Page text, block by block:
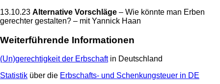
13.10.23 Alternative Vorschläge – Wie könnte man Erben
gerechter gestalten? – mit Yannick Haan
Weiterführende Informationen
(Un)gerechtigkeit der Erbschaftin Deutschland
Statistik über die Erbschafts- und Schenkungsteuer in DE